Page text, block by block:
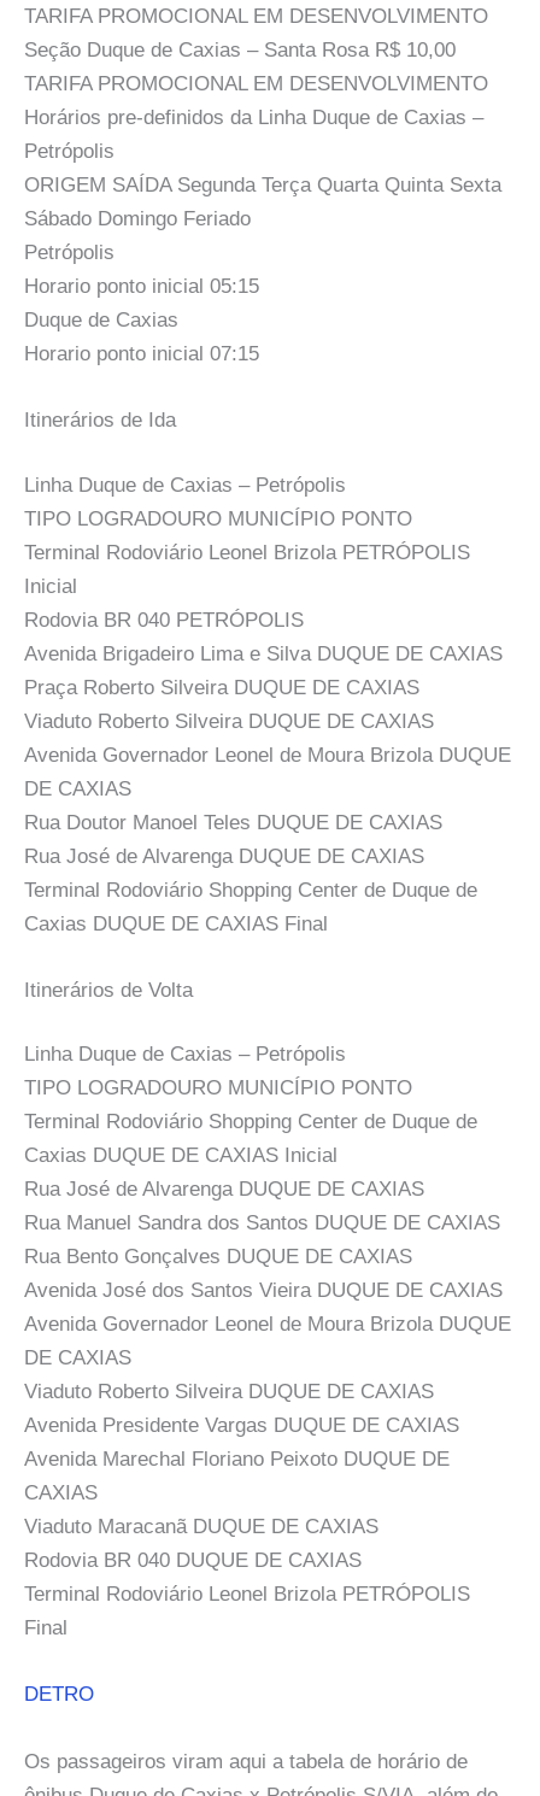
TARIFA PROMOCIONAL EM DESENVOLVIMENTO
Seção Duque de Caxias – Santa Rosa R$ 10,00
TARIFA PROMOCIONAL EM DESENVOLVIMENTO
Horários pre-definidos da Linha Duque de Caxias –
Petrópolis
ORIGEM SAÍDA Segunda Terça Quarta Quinta Sexta
Sábado Domingo Feriado
Petrópolis
Horario ponto inicial 05:15
Duque de Caxias
Horario ponto inicial 07:15
Itinerários de Ida
Linha Duque de Caxias – Petrópolis
TIPO LOGRADOURO MUNICÍPIO PONTO
Terminal Rodoviário Leonel Brizola PETRÓPOLIS
Inicial
Rodovia BR 040 PETRÓPOLIS
Avenida Brigadeiro Lima e Silva DUQUE DE CAXIAS
Praça Roberto Silveira DUQUE DE CAXIAS
Viaduto Roberto Silveira DUQUE DE CAXIAS
Avenida Governador Leonel de Moura Brizola DUQUE
DE CAXIAS
Rua Doutor Manoel Teles DUQUE DE CAXIAS
Rua José de Alvarenga DUQUE DE CAXIAS
Terminal Rodoviário Shopping Center de Duque de
Caxias DUQUE DE CAXIAS Final
Itinerários de Volta
Linha Duque de Caxias – Petrópolis
TIPO LOGRADOURO MUNICÍPIO PONTO
Terminal Rodoviário Shopping Center de Duque de
Caxias DUQUE DE CAXIAS Inicial
Rua José de Alvarenga DUQUE DE CAXIAS
Rua Manuel Sandra dos Santos DUQUE DE CAXIAS
Rua Bento Gonçalves DUQUE DE CAXIAS
Avenida José dos Santos Vieira DUQUE DE CAXIAS
Avenida Governador Leonel de Moura Brizola DUQUE
DE CAXIAS
Viaduto Roberto Silveira DUQUE DE CAXIAS
Avenida Presidente Vargas DUQUE DE CAXIAS
Avenida Marechal Floriano Peixoto DUQUE DE
CAXIAS
Viaduto Maracanã DUQUE DE CAXIAS
Rodovia BR 040 DUQUE DE CAXIAS
Terminal Rodoviário Leonel Brizola PETRÓPOLIS
Final
DETRO
Os passageiros viram aqui a tabela de horário de